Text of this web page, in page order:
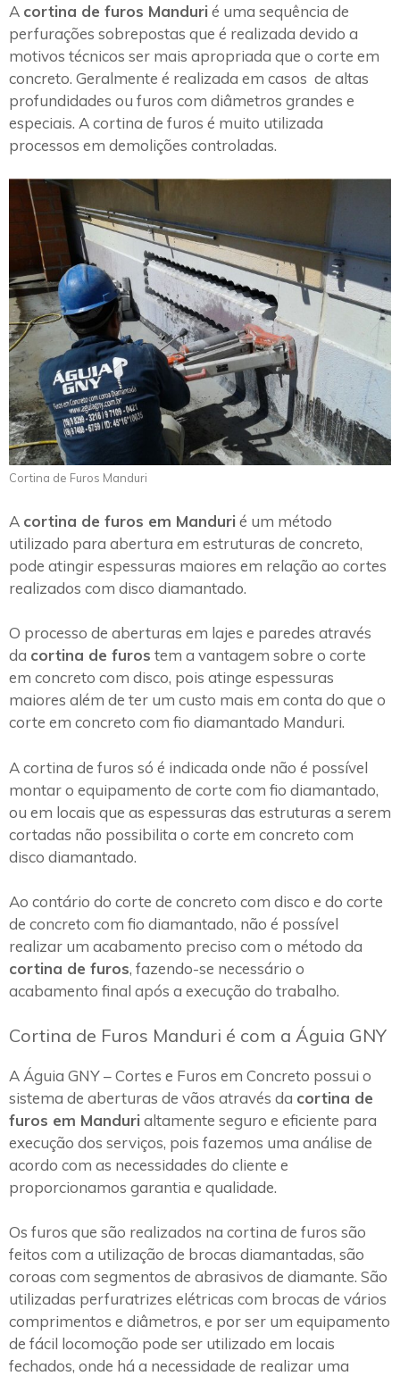
A cortina de furos Manduri é uma sequência de
perfurações sobrepostas que é realizada devido a
motivos técnicos ser mais apropriada que o corte em
concreto. Geralmente é realizada em casos de altas
profundidades ou furos com diâmetros grandes e
especiais. A cortina de furos é muito utilizada
processos em demolições controladas.
Cortina de Furos Manduri
A cortina de furos em Manduri é um método
utilizado para abertura em estruturas de concreto,
pode atingir espessuras maiores em relação ao cortes
realizados com disco diamantado.
O processo de aberturas em lajes e paredes através
da cortina de furos tem a vantagem sobre o corte
em concreto com disco, pois atinge espessuras
maiores além de ter um custo mais em conta do que o
corte em concreto com fio diamantado Manduri.
A cortina de furos só é indicada onde não é possível
montar o equipamento de corte com fio diamantado,
ou em locais que as espessuras das estruturas a serem
cortadas não possibilita o corte em concreto com
disco diamantado.
Ao contário do corte de concreto com disco e do corte
de concreto com fio diamantado, não é possível
realizar um acabamento preciso com o método da
cortina de furos, fazendo-se necessário o
acabamento final após a execução do trabalho.
Cortina de Furos Manduri é com a Águia GNY
A Águia GNY – Cortes e Furos em Concreto possui o
sistema de aberturas de vãos através da cortina de
furos em Manduri altamente seguro e eficiente para
execução dos serviços, pois fazemos uma análise de
acordo com as necessidades do cliente e
proporcionamos garantia e qualidade.
Os furos que são realizados na cortina de furos são
feitos com a utilização de brocas diamantadas, são
coroas com segmentos de abrasivos de diamante. São
utilizadas perfuratrizes elétricas com brocas de vários
comprimentos e diâmetros, e por ser um equipamento
de fácil locomoção pode ser utilizado em locais
fechados, onde há a necessidade de realizar uma